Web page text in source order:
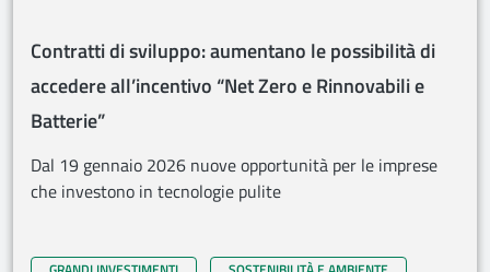
Contratti di sviluppo: aumentano le possibilità di
accedere all’incentivo “Net Zero e Rinnovabili e
Batterie”
Dal 19 gennaio 2026 nuove opportunità per le imprese
che investono in tecnologie pulite